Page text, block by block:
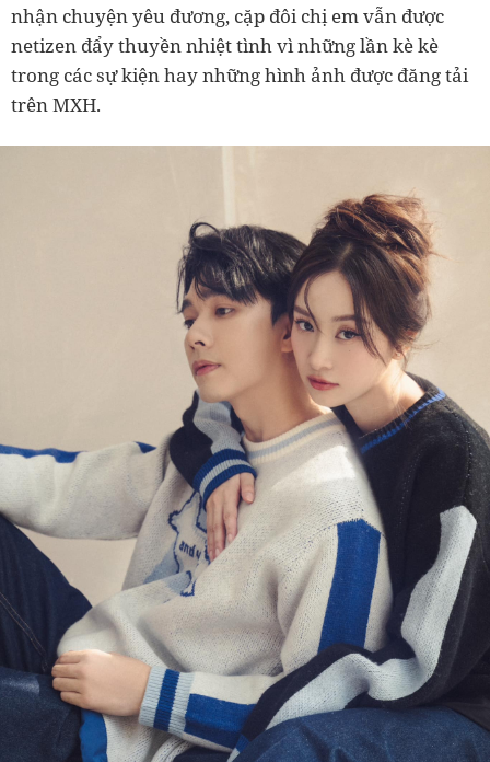
nhận chuyện yêu đương, cặp đôi chị em vẫn được
netizen đẩy thuyền nhiệt tình vì những lần kè kè
trong các sự kiện hay những hình ảnh được đăng tải
trên MXH.